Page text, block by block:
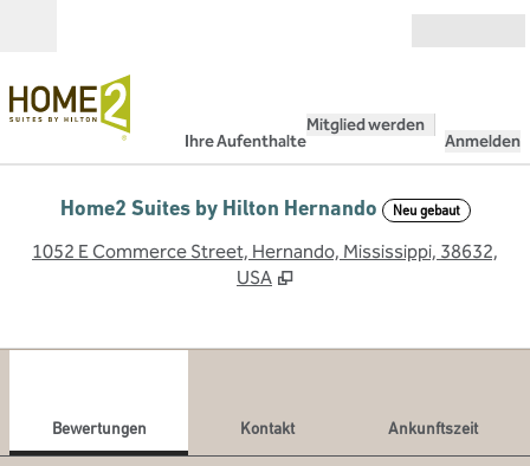
Ihre Aufenthalte
Mitglied werden
Anmelden
Home2 Suites by Hilton Hernando Neu gebaut
1052 E Commerce Street, Hernando, Mississippi, 38632,
USA
Bewertungen Kontakt
Ankunftszeit